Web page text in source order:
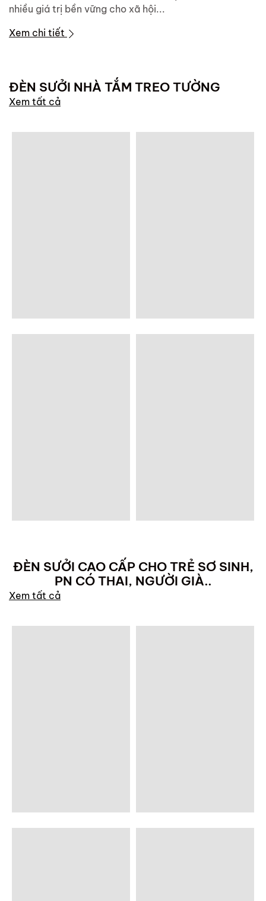
nhiều giá trị bền vững cho xã hội...
Xem chi tiết
ĐÈN SƯỞI NHÀ TẮM TREO TƯỜNG
Xem tất cả
ĐÈN SƯỞI CAO CẤP CHO TRẺ SƠ SINH,
PN CÓ THAI, NGƯỜI GIÀ..
Xem tất cả